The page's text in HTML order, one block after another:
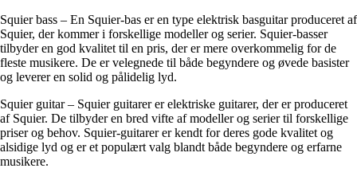
Squier bass – En Squier-bas er en type elektrisk basguitar produceret af
Squier, der kommer i forskellige modeller og serier. Squier-basser
tilbyder en god kvalitet til en pris, der er mere overkommelig for de
fleste musikere. De er velegnede til både begyndere og øvede basister
og leverer en solid og pålidelig lyd.
Squier guitar – Squier guitarer er elektriske guitarer, der er produceret
af Squier. De tilbyder en bred vifte af modeller og serier til forskellige
priser og behov. Squier-guitarer er kendt for deres gode kvalitet og
alsidige lyd og er et populært valg blandt både begyndere og erfarne
musikere.